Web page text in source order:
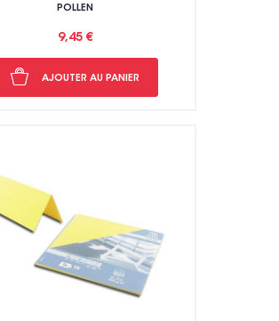
POLLEN
9,45 €
AJOUTER AU PANIER